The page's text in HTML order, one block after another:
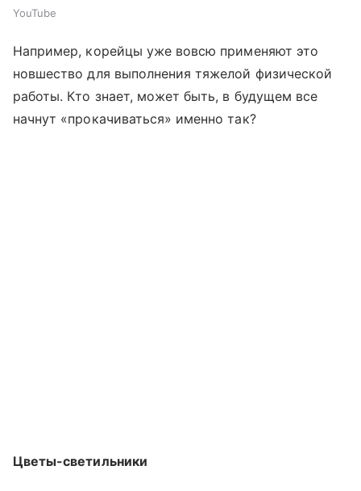
YouTube
Например, корейцы уже вовсю применяют это
новшество для выполнения тяжелой физической
работы. Кто знает, может быть, в будущем все
начнут «прокачиваться» именно так?
Цветы-светильники